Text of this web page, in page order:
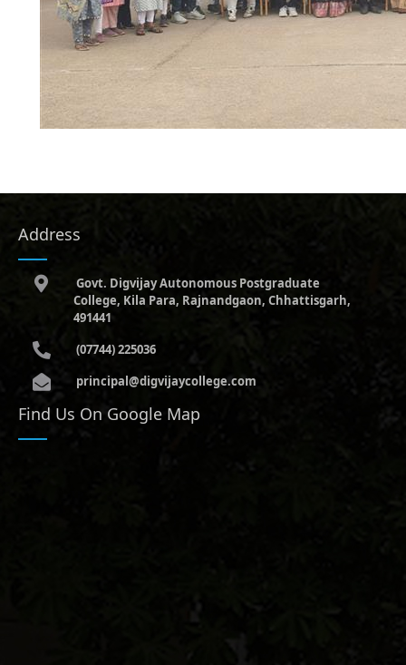
Address
Govt. Digvijay Autonomous Postgraduate
College, Kila Para, Rajnandgaon, Chhattisgarh,
491441
(07744) 225036
principal@digvijaycollege.com
Find Us On Google Map